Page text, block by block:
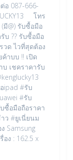
อ 087-666-
โทร
มี@) รับซื้อมือ
บ ?? รับซื้อมือ
วด ไวที่สุดต้อง
ค้าบบ !! เปิด
บ เชคราคารับ
ipad #รับ
#รับ
ซื้อมือถือราคา
ว #ยูเนี่ยนม
Samsung
ง : 162.5 x